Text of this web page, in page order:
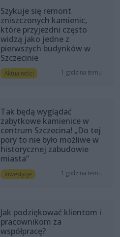
Szykuje się remont
zniszczonych kamienic,
które przyjezdni często
widzą jako jedne z
pierwszych budynków w
Szczecinie
Aktualności 1 godzina temu
Tak będą wyglądać
zabytkowe kamienice w
centrum Szczecina! „Do tej
pory to nie było możliwe w
historycznej zabudowie
miasta”
Inwestycje 1 godzina temu
Jak podziękować klientom i
pracownikom za
współpracę?